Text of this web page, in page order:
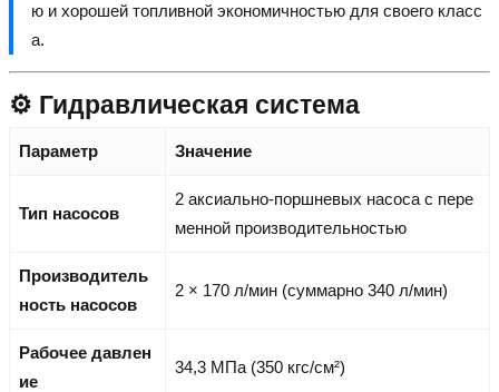
ю и хорошей топливной экономичностью для своего класс
а.
⚙️ Гидравлическая система
Параметр Значение
Тип насосов
2 аксиально-поршневых насоса с пере
менной производительностью
Производитель
ность насосов
2 × 170 л/мин (суммарно 340 л/мин)
Рабочее давлен
ие
34,3 МПа (350 кгс/см²)